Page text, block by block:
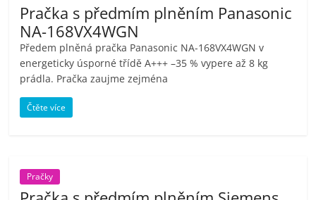
Pračka s předmím plněním Panasonic
NA-168VX4WGN
Předem plněná pračka Panasonic NA-168VX4WGN v
energeticky úsporné třídě A+++ –35 % vypere až 8 kg
prádla. Pračka zaujme zejména
Čtěte více
Pračky